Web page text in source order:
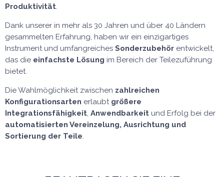
Produktivität
Dank unserer in mehr als 30 Jahren und über 40 Ländern
gesammelten Erfahrung, haben wir ein einzigartiges
Instrument und umfangreiches Sonderzubehör entwickelt,
das die einfachste Lösung im Bereich der Teilezuführung
bietet.
Die Wahlmöglichkeit zwischen zahlreichen
Konfigurationsarten erlaubt größere
Integrationsfähigkeit Anwendbarkeit und Erfolg bei der
automatisierten Vereinzelung, Ausrichtung und
Sortierung der Teile